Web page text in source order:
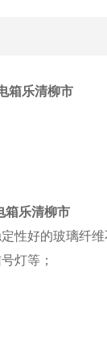
箱乐清柳市
箱乐清柳市
性好的玻璃纤维
灯等；